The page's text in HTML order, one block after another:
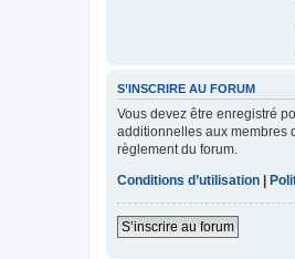
S’INSCRIRE AU FORUM
Vous devez être enregistré
additionnelles aux membres
règlement du forum.
Conditions d’utilisation
S’inscrire au forum